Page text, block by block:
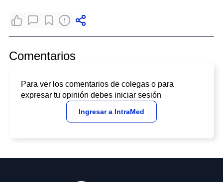
Comentarios
Para ver los comentarios de colegas o para
expresar tu opinión debes iniciar sesión
Ingresar a IntraMed